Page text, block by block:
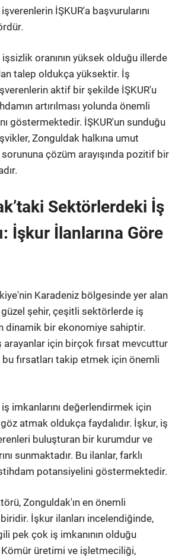
İŞKUR'a başvurularını
oranının yüksek olduğu illerde
talep oldukça yüksektir. İş
aktif bir şekilde İŞKUR'u
artırılması yolunda önemli
göstermektedir. İŞKUR'un sunduğu
Zonguldak halkına umut
çözüm arayışında pozitif bir
Sektörlerdeki İş
İşkur İlanlarına Göre
Karadeniz bölgesinde yer alan
şehir, çeşitli sektörlerde iş
dinamik bir ekonomiye sahiptir.
arayanlar için birçok fırsat mevcuttur
bu fırsatları takip etmek için önemli
imkanlarını değerlendirmek için
atmak oldukça faydalıdır. İşkur, iş
buluşturan bir kurumdur ve
sunmaktadır. Bu ilanlar, farklı
potansiyelini göstermektedir.
Zonguldak'ın en önemli
İşkur ilanları incelendiğinde,
pek çok iş imkanının olduğu
üretimi ve işletmeciliği,